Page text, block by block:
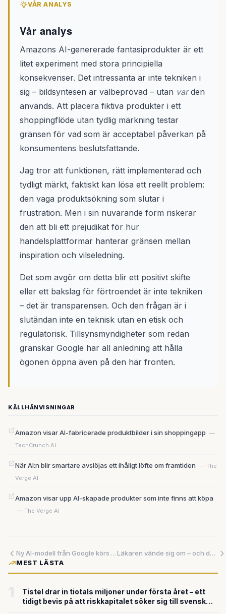
VÅR ANALYS
Vår analys
Amazons AI-genererade fantasiprodukter är ett
litet experiment med stora principiella
konsekvenser. Det intressanta är inte tekniken i
sig – bildsyntesen är välbeprövad – utan varden
används. Att placera fiktiva produkter i ett
shoppingflöde utan tydlig märkning testar
gränsen för vad som är acceptabel påverkan på
konsumentens beslutsfattande.
Jag tror att funktionen, rätt implementerad och
tydligt märkt, faktiskt kan lösa ett reellt problem:
den vaga produktsökning som slutar i
frustration. Men i sin nuvarande form riskerar
den att bli ett prejudikat för hur
handelsplattformar hanterar gränsen mellan
inspiration och vilseledning.
Det som avgör om detta blir ett positivt skifte
eller ett bakslag för förtroendet är inte tekniken
– det är transparensen. Och den frågan är i
slutändan inte en teknisk utan en etisk och
regulatorisk. Tillsynsmyndigheter som redan
granskar Google har all anledning att hålla
ögonen öppna även på den här fronten.
KÄLLHÄNVISNINGAR
Amazon visar AI-fabricerade produktbilder i sin shoppingapp —
TechCrunch AI
När AI:n blir smartare avslöjas ett ihåligt löfte om framtiden — The
Verge AI
Amazon visar upp AI-skapade produkter som inte finns att köpa
— The Verge AI
Ny AI-modell från Google körs på 16 GB minne – och presterar nästan i klass med dubbelt så resurskrävande modeller
Läkaren vände sig om – och det var AI:n som gjorde det möjligt
MEST LÄSTA
Tistel drar in tiotals miljoner under första året – ett
tidigt bevis på att riskkapitalet söker sig till svensk